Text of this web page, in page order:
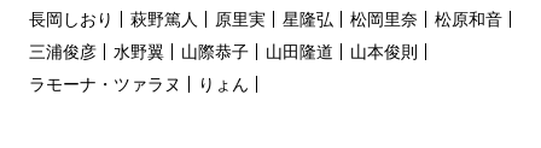
長岡しおり
萩野篤人 原里実 星隆弘 松岡里奈
松原和音
三浦俊彦
水野翼 山際恭子 山田隆道
山本俊則
ラモーナ・ツァラヌ
りょん